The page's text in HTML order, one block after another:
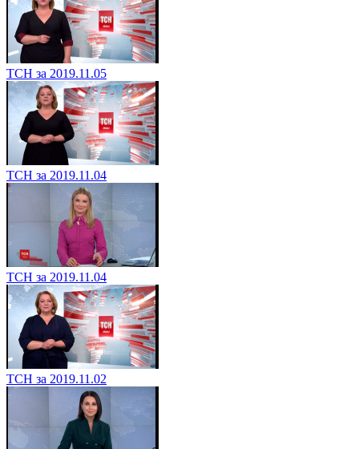
ТСН за 2019.11.05
ТСН за 2019.11.04
ТСН за 2019.11.04
ТСН за 2019.11.02